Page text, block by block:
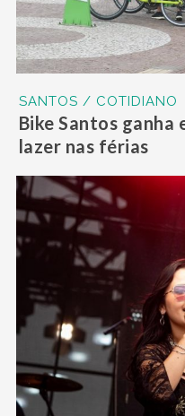
SANTOS / COTIDIANO
Bike Santos ganha
lazer nas férias